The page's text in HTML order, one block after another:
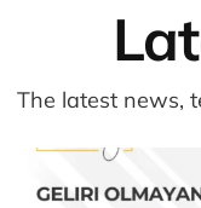
The latest news,